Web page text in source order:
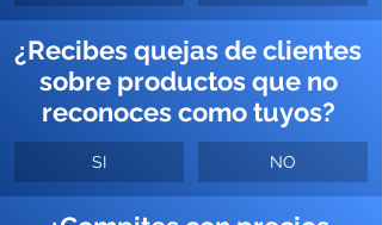
¿Recibes quejas de clientes
sobre productos que no
reconoces como tuyos?
SI NO